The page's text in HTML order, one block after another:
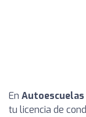
En
tu licencia de